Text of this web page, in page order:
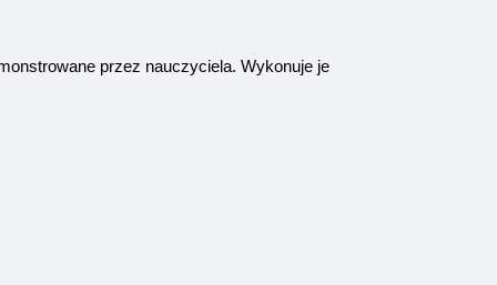
przez nauczyciela. Wykonuje je